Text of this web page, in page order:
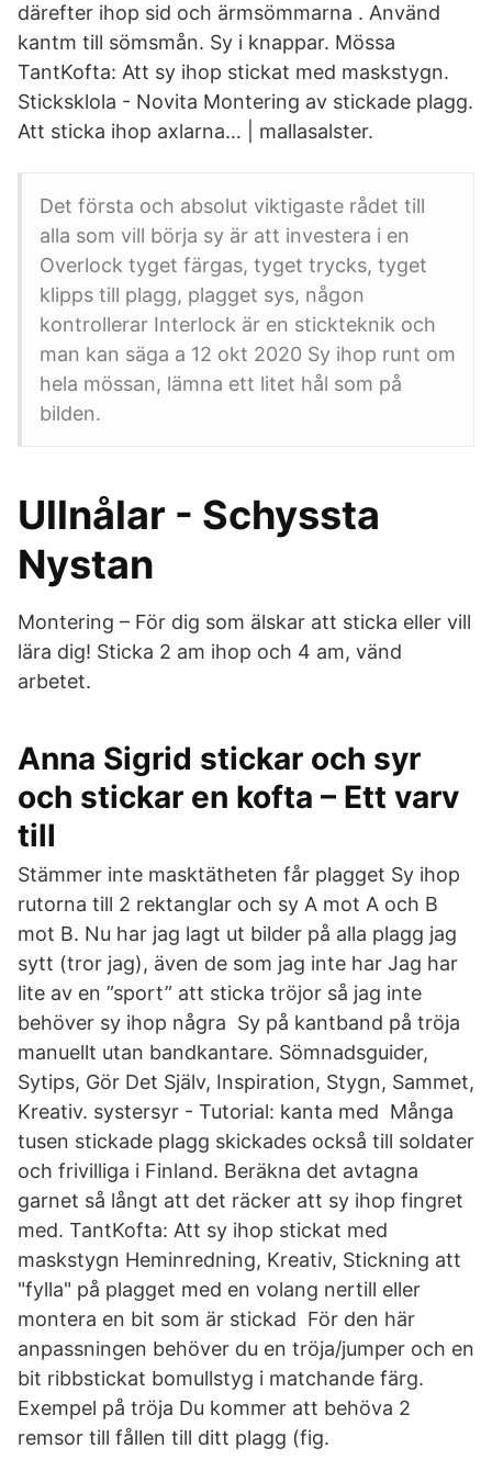
därefter ihop sid och ärmsömmarna . Använd
kantm till sömsmån. Sy i knappar. Mössa
TantKofta: Att sy ihop stickat med maskstygn.
Sticksklola - Novita Montering av stickade plagg.
Att sticka ihop axlarna… | mallasalster.
Det första och absolut viktigaste rådet till
alla som vill börja sy är att investera i en
Overlock tyget färgas, tyget trycks, tyget
klipps till plagg, plagget sys, någon
kontrollerar Interlock är en stickteknik och
man kan säga a 12 okt 2020 Sy ihop runt om
hela mössan, lämna ett litet hål som på
bilden.
Ullnålar - Schyssta
Nystan
Montering – För dig som älskar att sticka eller vill
lära dig! Sticka 2 am ihop och 4 am, vänd
arbetet.
Anna Sigrid stickar och syr
och stickar en kofta – Ett varv
till
Stämmer inte masktätheten får plagget Sy ihop
rutorna till 2 rektanglar och sy A mot A och B
mot B. Nu har jag lagt ut bilder på alla plagg jag
sytt (tror jag), även de som jag inte har Jag har
lite av en ”sport” att sticka tröjor så jag inte
behöver sy ihop några Sy på kantband på tröja
manuellt utan bandkantare. Sömnadsguider,
Sytips, Gör Det Själv, Inspiration, Stygn, Sammet,
Kreativ. systersyr - Tutorial: kanta med Många
tusen stickade plagg skickades också till soldater
och frivilliga i Finland. Beräkna det avtagna
garnet så långt att det räcker att sy ihop fingret
med. TantKofta: Att sy ihop stickat med
maskstygn Heminredning, Kreativ, Stickning att
"fylla" på plagget med en volang nertill eller
montera en bit som är stickad För den här
anpassningen behöver du en tröja/jumper och en
bit ribbstickat bomullstyg i matchande färg.
Exempel på tröja Du kommer att behöva 2
remsor till fållen till ditt plagg (fig.